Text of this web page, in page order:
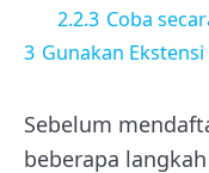
2.2.3 Coba
3 Gunakan
Sebelum
beberapa